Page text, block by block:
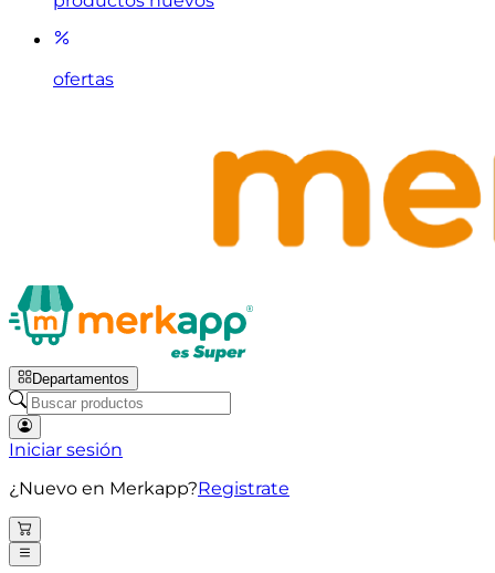
ofertas
Departamentos
Iniciar sesión
¿Nuevo en Merkapp?Registrate